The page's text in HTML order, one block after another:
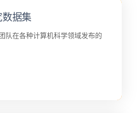
据集
队在各种计算机科学领域发布的